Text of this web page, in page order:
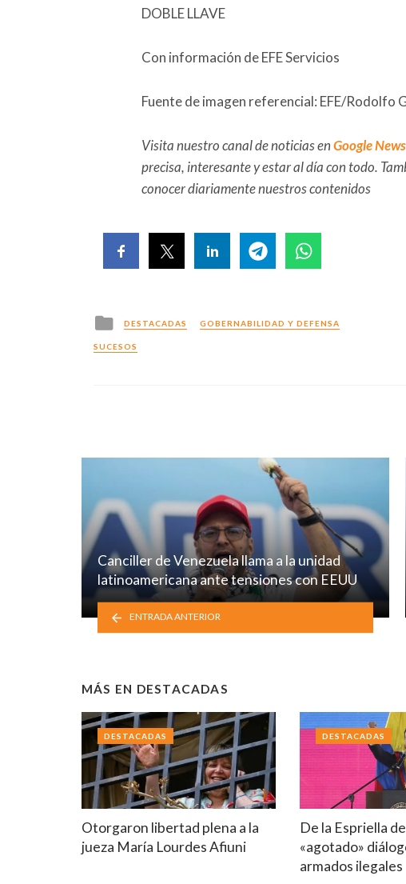
DOBLE LLAVE
Con información de EFE Servicios
Fuente de imagen referencial: EFE/Rodolfo
Visita nuestro canal de noticias enGoogle News
precisa, interesante y estar al día con todo.
conocer diariamente nuestros contenidos
Posted
in
DESTACADAS GOBERNABILIDAD Y DEFENSA
SUCESOS
Canciller de Venezuela llama a la unidad
latinoamericana ante tensiones con EEUU
ENTRADA ANTERIOR
MÁS EN DESTACADAS
Otorgaron libertad plena a la
jueza María Lourdes Afiuni
DESTACADAS
De la Espriella
«agotado»
armados ilegales
DESTACADAS